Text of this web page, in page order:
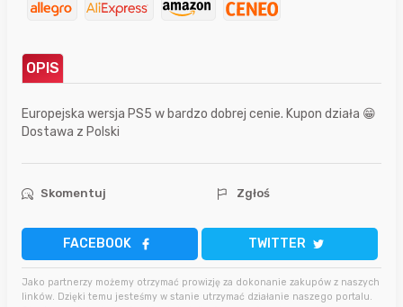
OPIS
Europejska wersja PS5 w bardzo dobrej cenie. Kupon działa 😁
Dostawa z Polski
Skomentuj Zgłoś
FACEBOOK TWITTER
Jako partnerzy możemy otrzymać prowizję za dokonanie zakupów z naszych
linków. Dzięki temu jesteśmy w stanie utrzymać działanie naszego portalu.